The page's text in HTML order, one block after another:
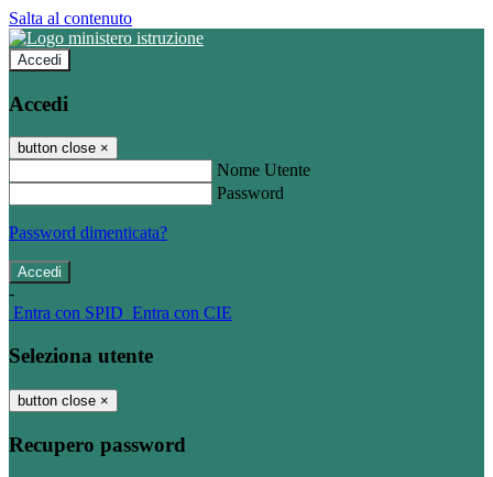
Salta al contenuto
Accedi
Accedi
button close ×
Nome Utente
Password
Password dimenticata?
-
Entra con SPID Entra con CIE
Seleziona utente
button close ×
Recupero password